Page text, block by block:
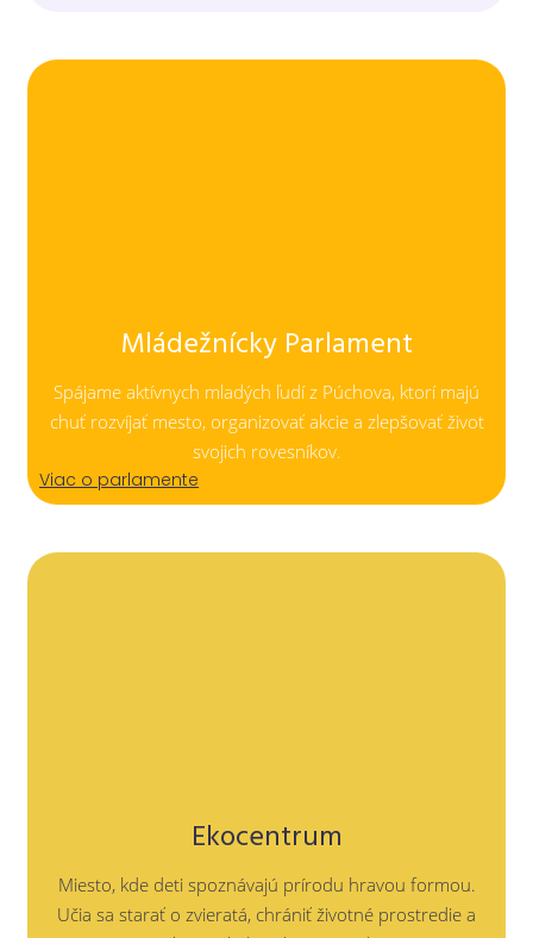
Mládežnícky Parlament
Spájame aktívnych mladých ľudí z Púchova, ktorí majú
chuť rozvíjať mesto, organizovať akcie a zlepšovať život
svojich rovesníkov.
Viac o parlamente
Ekocentrum
Miesto, kde deti spoznávajú prírodu hravou formou.
Učia sa starať o zvieratá, chrániť životné prostredie a